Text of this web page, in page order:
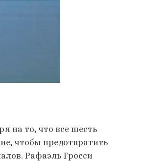
на то, что все шесть
чтобы предотвратить
Рафаэль Гросси